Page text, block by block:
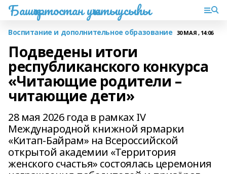
Башҡортостан уҡытыусыһы
Воспитание и дополнительное образование 30 МАЯ , 14:06
Подведены итоги
республиканского конкурса
«Читающие родители –
читающие дети»
28 мая 2026 года в рамках IV
Международной книжной ярмарки
«Китап-Байрам» на Всероссийской
открытой академии «Территория
женского счастья» состоялась церемония